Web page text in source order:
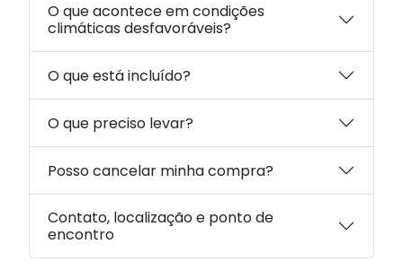
O que acontece em condições
climáticas desfavoráveis?
O que está incluído?
O que preciso levar?
Posso cancelar minha compra?
Contato, localização e ponto de
encontro